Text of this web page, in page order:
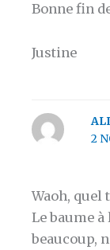
Bonne fin
Justine
2
Waoh, quel
Le baume
beaucoup,